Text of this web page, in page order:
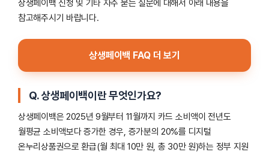
상생페이백 신청 및 기타 자주 묻는 질문에 대해서 아래 내용을
참고해주시기 바랍니다.
상생페이백 FAQ 더 보기
Q. 상생페이백이란 무엇인가요?
상생페이백은 2025년 9월부터 11월까지 카드 소비액이 전년도
월평균 소비액보다 증가한 경우, 증가분의 20%를 디지털
온누리상품권으로 환급(월 최대 10만 원, 총 30만 원)하는 정부 지원